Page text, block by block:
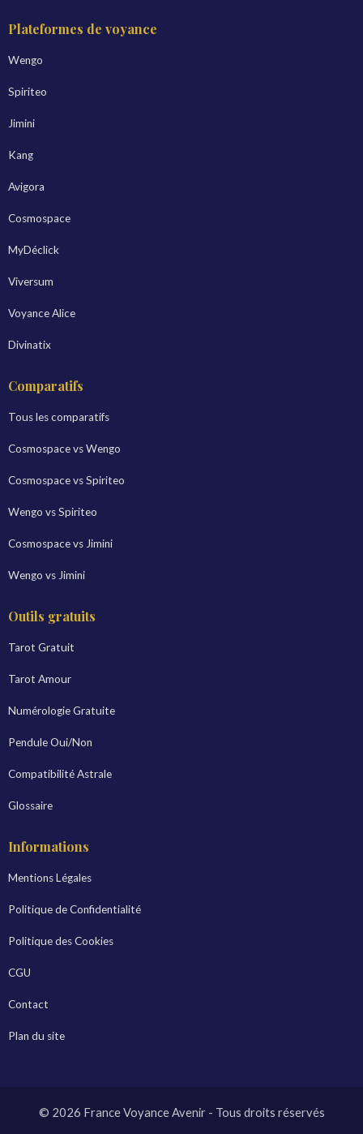
Plateformes de voyance
Wengo
Spiriteo
Jimini
Kang
Avigora
Cosmospace
MyDéclick
Viversum
Voyance Alice
Divinatix
Comparatifs
Tous les comparatifs
Cosmospace vs Wengo
Cosmospace vs Spiriteo
Wengo vs Spiriteo
Cosmospace vs Jimini
Wengo vs Jimini
Outils gratuits
Tarot Gratuit
Tarot Amour
Numérologie Gratuite
Pendule Oui/Non
Compatibilité Astrale
Glossaire
Informations
Mentions Légales
Politique de Confidentialité
Politique des Cookies
CGU
Contact
Plan du site
© 2026 France Voyance Avenir - Tous droits réservés